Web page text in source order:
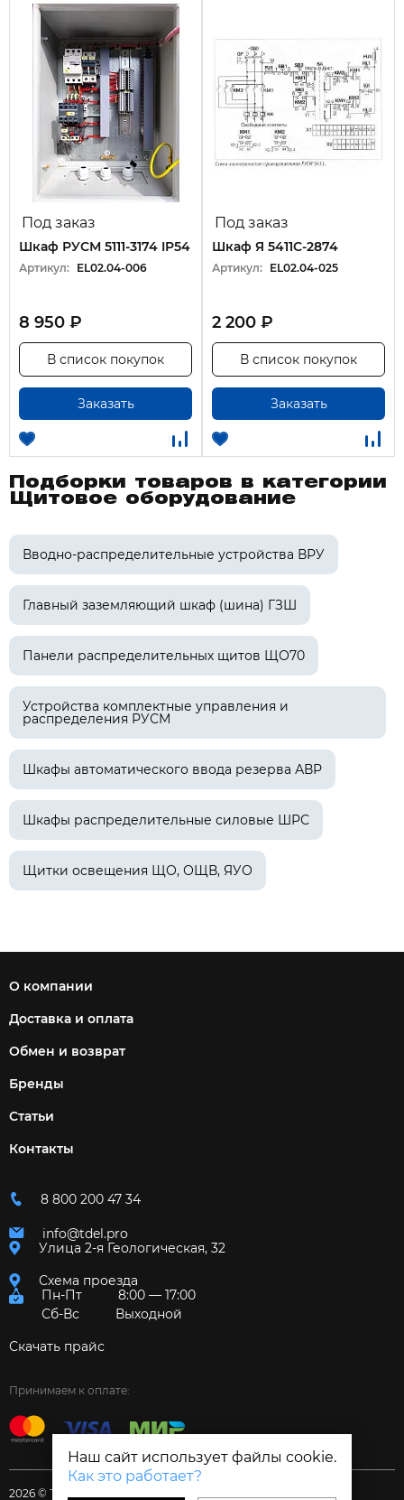
Наш сайт использует файлы cookie.
Как это работает?
Под заказ
Шкаф РУСМ 5111-3174 IP54
Артикул: EL02.04-006
8 950 ₽
Заказать
В список покупок
Под заказ
Шкаф Я 5411С-2874
Артикул: EL02.04-025
2 200 ₽
Заказать
В список покупок
Подборки товаров в категории
Щитовое оборудование
Вводно-распределительные устройства ВРУ
Главный заземляющий шкаф (шина) ГЗШ
Панели распределительных щитов ЩО70
Устройства комплектные управления и
распределения РУСМ
Шкафы автоматического ввода резерва АВР
Шкафы распределительные силовые ШРС
Щитки освещения ЩО, ОЩВ, ЯУО
О компании
Доставка и оплата
Обмен и возврат
Бренды
Статьи
Контакты
8 800 200 47 34
info@tdel.pro
Улица 2-я Геологическая, 32
Схема проезда
Пн-Пт
8:00 — 17:00
Сб-Вс
Выходной
Скачать прайс
Принимаем к оплате:
2026 © Торговый дом «Электрум»